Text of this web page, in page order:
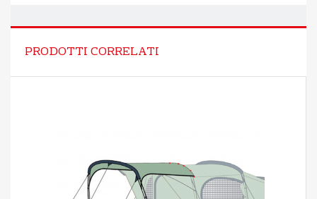
PRODOTTI CORRELATI